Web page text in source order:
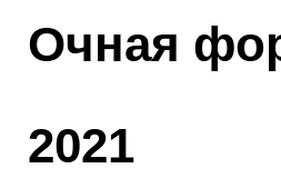
Очная
2021